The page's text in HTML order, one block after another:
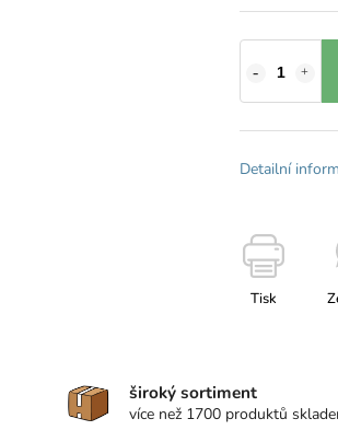
Detailní
Tisk
široký sortiment
více než 1700 produktů